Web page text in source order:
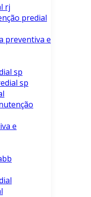
rj
predial
preventiva e
sp
sp
e